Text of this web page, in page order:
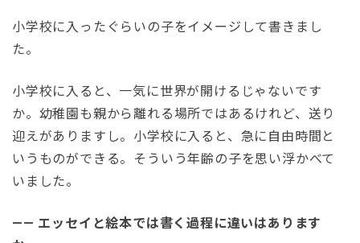
小学校に入ったぐらいの子をイメージして書きまし
た。
小学校に入ると、一気に世界が開けるじゃないです
か。幼稚園も親から離れる場所ではあるけれど、送り
迎えがありますし。小学校に入ると、急に自由時間と
いうものができる。そういう年齢の子を思い浮かべて
いました。
—— エッセイと絵本では書く過程に違いはあります